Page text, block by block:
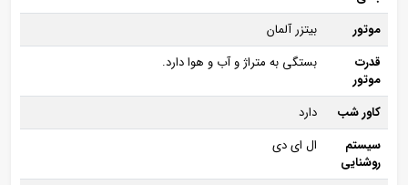
موتور
بیتزر آلمان
قدرت
موتور
بستگی به متراژ و آب و هوا دارد.
کاور شب
دارد
سیستم
روشنایی
ال ای دی